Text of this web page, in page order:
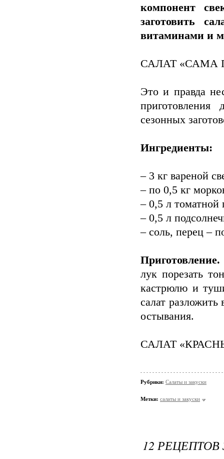
компонент
заготовить
витаминами и
САЛАТ «САМА
Это и правда
сезонных
Ингредиенты:
– 3 кг вареной
– по 0,5 кг
– 0,5 л томатной
– 0,5 л
– соль, перец –
Приготовление.
лук порезать
кастрюлю и
салат разложить
остывания.
САЛАТ
Рубрики: Салаты и закуски
Метки: салаты и закуски
12